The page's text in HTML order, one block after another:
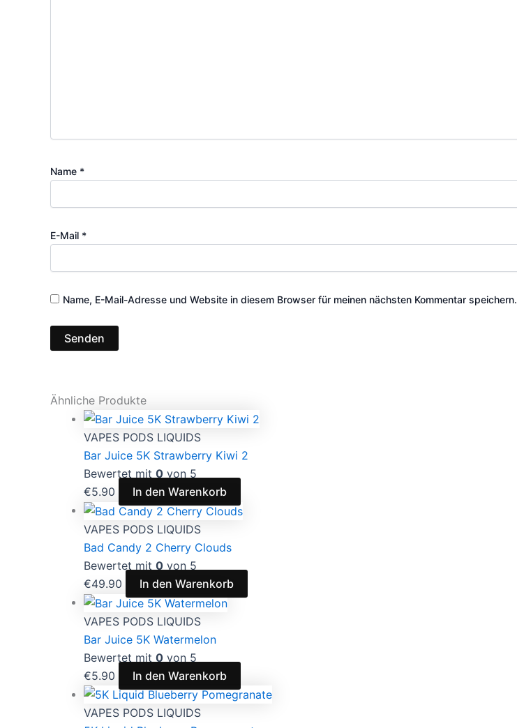
Name *
E-Mail *
Name, E-Mail-Adresse und Website in diesem Browser für meinen nächsten Kommentar speichern.
Ähnliche Produkte
VAPES PODS LIQUIDS
Bar Juice 5K Strawberry Kiwi 2
Bewertet mit 0 von 5
€5.90 In den Warenkorb
VAPES PODS LIQUIDS
Bad Candy 2 Cherry Clouds
Bewertet mit 0 von 5
€49.90 In den Warenkorb
VAPES PODS LIQUIDS
Bar Juice 5K Watermelon
Bewertet mit 0 von 5
€5.90 In den Warenkorb
VAPES PODS LIQUIDS